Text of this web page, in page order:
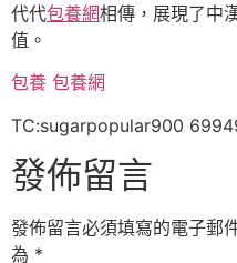
代代包養網相傳，展現了中
值。
包養 包養網
TC:sugarpopular900
發佈留言
發佈留言必須填寫的電子郵
為 *